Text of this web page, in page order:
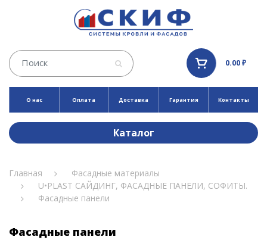
0.00 ₽
О нас Оплата Доставка Гарантия Контакты
Каталог
Главная
Фасадные материалы
U•PLAST САЙДИНГ, ФАСАДНЫЕ ПАНЕЛИ, СОФИТЫ.
Фасадные панели
Фасадные панели